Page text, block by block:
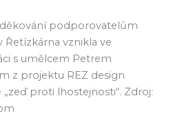
podporovatelům
Řetízkárna vznikla ve
s umělcem Petrem
z projektu REZ design
„zeď proti lhostejnosti“. Zdroj: